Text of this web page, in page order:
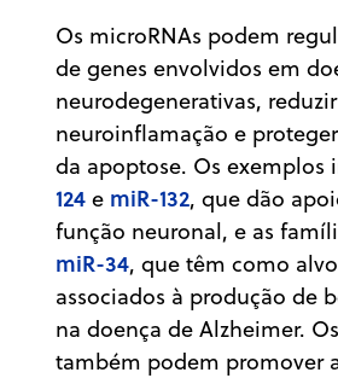
Os microRNAs podem
de genes envolvidos em
neurodegenerativas,
neuroinflamação e
da apoptose. Os exemplos
124 e miR-132, que dão
função neuronal, e as
miR-34, que têm como
associados à produção de
na doença de Alzheimer.
também podem promover